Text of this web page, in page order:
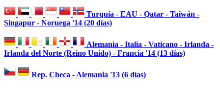
Turquía - EAU - Qatar - Taiwán -
Singapur - Noruega '14 (20 días)
Alemania - Italia - Vaticano - Irlanda -
Irlanda del Norte (Reino Unido) - Francia '14 (13 días)
Rep. Checa - Alemania '13 (6 días)